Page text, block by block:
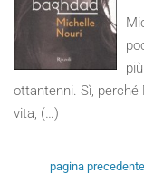
ottantenni. Sì,
vita, (…)
pagina precedente